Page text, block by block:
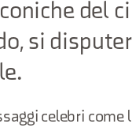
del
si
celebri come